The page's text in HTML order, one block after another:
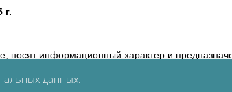
г.
информационный характер и
диагноза и выбор методики лечения
последствия, возникшие в результате
данных.